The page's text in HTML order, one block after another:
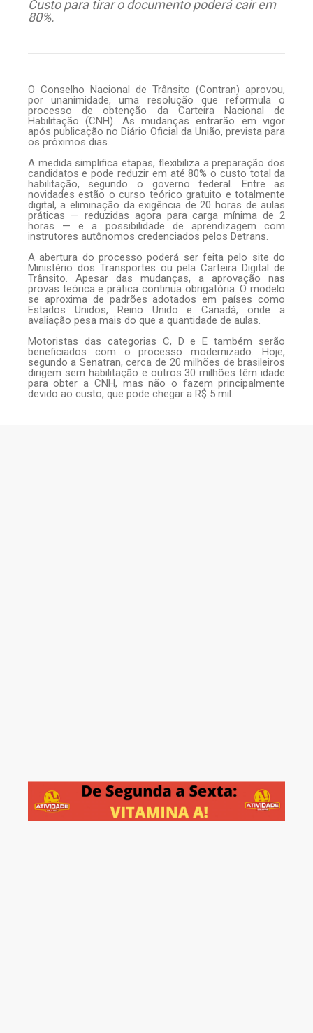
Custo para tirar o documento poderá cair em
80%.
O Conselho Nacional de Trânsito (Contran) aprovou,
por unanimidade, uma resolução que reformula o
processo de obtenção da Carteira Nacional de
Habilitação (CNH). As mudanças entrarão em vigor
após publicação no Diário Oficial da União, prevista para
os próximos dias.
A medida simplifica etapas, flexibiliza a preparação dos
candidatos e pode reduzir em até 80% o custo total da
habilitação, segundo o governo federal. Entre as
novidades estão o curso teórico gratuito e totalmente
digital, a eliminação da exigência de 20 horas de aulas
práticas — reduzidas agora para carga mínima de 2
horas — e a possibilidade de aprendizagem com
instrutores autônomos credenciados pelos Detrans.
A abertura do processo poderá ser feita pelo site do
Ministério dos Transportes ou pela Carteira Digital de
Trânsito. Apesar das mudanças, a aprovação nas
provas teórica e prática continua obrigatória. O modelo
se aproxima de padrões adotados em países como
Estados Unidos, Reino Unido e Canadá, onde a
avaliação pesa mais do que a quantidade de aulas.
Motoristas das categorias C, D e E também serão
beneficiados com o processo modernizado. Hoje,
segundo a Senatran, cerca de 20 milhões de brasileiros
dirigem sem habilitação e outros 30 milhões têm idade
para obter a CNH, mas não o fazem principalmente
devido ao custo, que pode chegar a R$ 5 mil.